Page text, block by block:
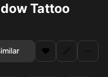
Tattoo
❤️ 🔗 ⋯